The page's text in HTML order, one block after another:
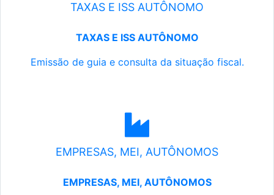
TAXAS E ISS AUTÔNOMO
TAXAS E ISS AUTÔNOMO
Emissão de guia e consulta da situação fiscal.
EMPRESAS, MEI, AUTÔNOMOS
EMPRESAS, MEI, AUTÔNOMOS